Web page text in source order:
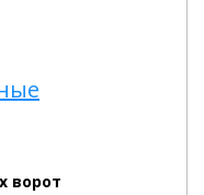
ворот